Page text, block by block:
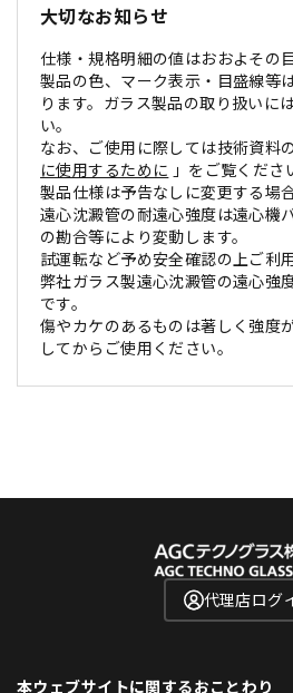
大切なお知らせ
仕様・規格明細の値はおおよその
製品の色、マーク表示・目盛線等
ります。ガラス製品の取り扱いに
い。
なお、ご使用に際しては技術資料
に使用するために 」をご覧くださ
製品仕様は予告なしに変更する場
遠心沈澱管の耐遠心強度は遠心機
の勘合等により変動します。
試運転など予め安全確認の上ご利
弊社ガラス製遠心沈澱管の遠心
です。
傷やカケのあるものは著しく強度
してからご使用ください。
代理店ログ
本ウェブサイトに関するおことわり